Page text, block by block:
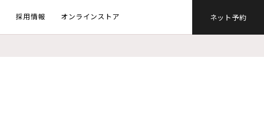
採用情報 オンラインストア ネット予約